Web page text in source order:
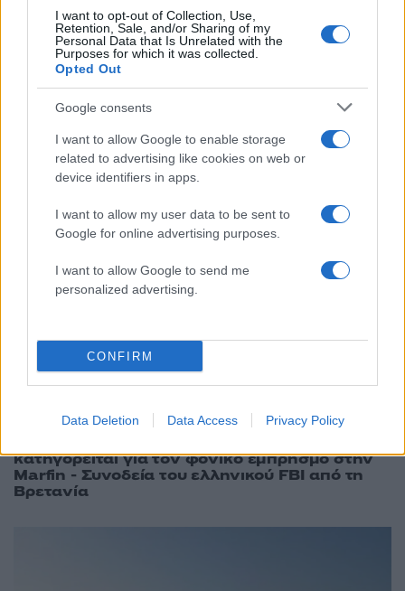
I want to opt-out of Collection, Use,
Retention, Sale, and/or Sharing of my
Personal Data that Is Unrelated with the
Purposes for which it was collected.
Opted Out
Google consents
I want to allow Google to enable storage
related to advertising like cookies on web or
device identifiers in apps.
I want to allow my user data to be sent to
Google for online advertising purposes.
I want to allow Google to send me
personalized advertising.
CONFIRM
Data Deletion Data Access Privacy Policy
αντιδημάρχου - Έσπασε το μπλόκο της
ΕΛΑΣ και έπεσε με το αυτοκίνητό του
στα συντρίμμια του ελικοπτέρου
Ελλάδα: Περισσότερα
άρθρα
06.08.26
κατηγορείται για τον φονικό εμπρησμό στην
Marfin - Συνοδεία του ελληνικού FBI από τη
Βρετανία